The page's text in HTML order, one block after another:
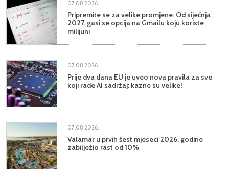
07.08.2026.
Pripremite se za velike promjene: Od siječnja
2027. gasi se opcija na Gmailu koju koriste
milijuni
07.08.2026.
Prije dva dana EU je uveo nova pravila za sve
koji rade AI sadržaj: kazne su velike!
07.08.2026.
Valamar u prvih šest mjeseci 2026. godine
zabilježio rast od 10%